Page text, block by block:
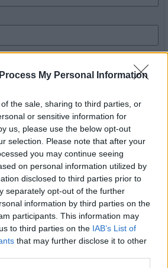
My Personal Information
the sale, sharing to third parties, or
or sensitive information for
us, please use the below opt-out
selection. Please note that after your
you may continue seeing
on personal information utilized by
disclosed to third parties prior to
separately opt-out of the further
information by third parties on the
participants. This information may
to third parties on the IAB’s List of
that may further disclose it to other
és átszervezett
tehermentesíti a
rendszert a STRABAG
hírek
is szakirányú